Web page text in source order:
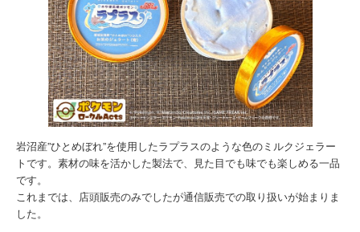
岩沼産”ひとめぼれ”を使用したラプラスのような色のミルクジェラー
トです。素材の味を活かした製法で、見た目でも味でも楽しめる一品
です。
これまでは、店頭販売のみでしたが通信販売での取り扱いが始まりま
した。